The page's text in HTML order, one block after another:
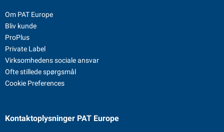
Om PAT Europe
Bliv kunde
ProPlus
Private Label
Virksomhedens sociale ansvar
Ofte stillede spørgsmål
Cookie Preferences
Kontaktoplysninger PAT Europe